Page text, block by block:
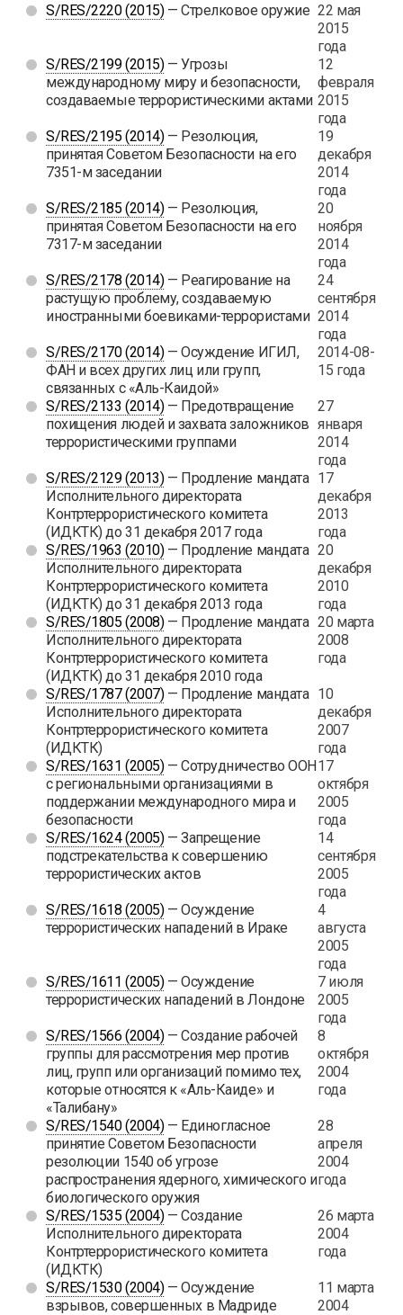
S/RES/2220 (2015)— Стрелковое оружие 22 мая
2015
года
S/RES/2199 (2015)— Угрозы
международному миру и безопасности,
создаваемые террористическими актами
12
февраля
2015
года
S/RES/2195 (2014)— Резолюция,
принятая Советом Безопасности на его
7351-м заседании
19
декабря
2014
года
S/RES/2185 (2014)— Резолюция,
принятая Советом Безопасности на его
7317-м заседании
20
ноября
2014
года
S/RES/2178 (2014)— Реагирование на
растущую проблему, создаваемую
иностранными боевиками-террористами
24
сентября
2014
года
S/RES/2170 (2014)— Осуждение ИГИЛ,
ФАН и всех других лиц или групп,
связанных с «Аль-Каидой»
2014-08-
15 года
S/RES/2133 (2014)— Предотвращение
похищения людей и захвата заложников
террористическими группами
27
января
2014
года
S/RES/2129 (2013)— Продление мандата
Исполнительного директората
Контртеррористического комитета
(ИДКТК) до 31 декабря 2017 года
17
декабря
2013
года
S/RES/1963 (2010)— Продление мандата
Исполнительного директората
Контртеррористического комитета
(ИДКТК) до 31 декабря 2013 года
20
декабря
2010
года
S/RES/1805 (2008)— Продление мандата
Исполнительного директората
Контртеррористического комитета
(ИДКТК) до 31 декабря 2010 года
20 марта
2008
года
S/RES/1787 (2007)— Продление мандата
Исполнительного директората
Контртеррористического комитета
(ИДКТК)
10
декабря
2007
года
S/RES/1631 (2005)— Сотрудничество ООН
с региональными организациями в
поддержании международного мира и
безопасности
17
октября
2005
года
S/RES/1624 (2005)— Запрещение
подстрекательства к совершению
террористических актов
14
сентября
2005
года
S/RES/1618 (2005)— Осуждение
террористических нападений в Ираке
4
августа
2005
года
S/RES/1611 (2005)— Осуждение
террористических нападений в Лондоне
7 июля
2005
года
S/RES/1566 (2004)— Создание рабочей
группы для рассмотрения мер против
лиц, групп или организаций помимо тех,
которые относятся к «Аль-Каиде» и
«Талибану»
8
октября
2004
года
S/RES/1540 (2004)— Единогласное
принятие Советом Безопасности
резолюции 1540 об угрозе
распространения ядерного, химического и
биологического оружия
28
апреля
2004
года
S/RES/1535 (2004)— Создание
Исполнительного директората
Контртеррористического комитета
(ИДКТК)
26 марта
2004
года
S/RES/1530 (2004)— Осуждение
взрывов, совершенных в Мадриде
11 марта
2004